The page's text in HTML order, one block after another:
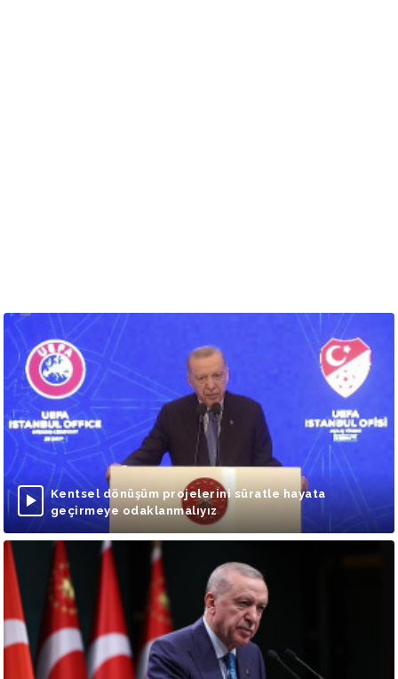
Kentsel dönüşüm projelerini süratle hayata
geçirmeye odaklanmalıyız